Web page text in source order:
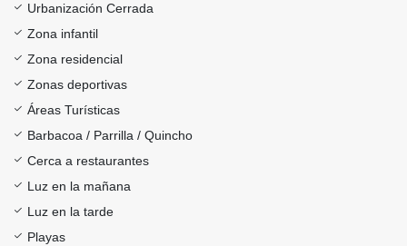
Urbanización Cerrada
Zona infantil
Zona residencial
Zonas deportivas
Áreas Turísticas
Barbacoa / Parrilla / Quincho
Cerca a restaurantes
Luz en la mañana
Luz en la tarde
Playas